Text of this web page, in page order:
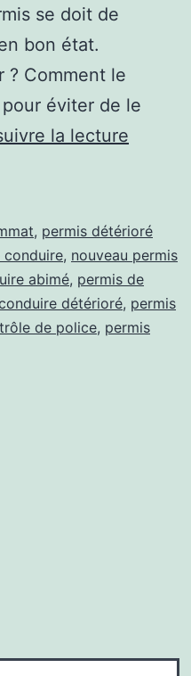
se doit de
bon état.
? Comment le
éviter de le
la lecture
que
puis-
, permis détérioré
conduire, nouveau permis
abimé, permis de
détérioré, permis
de police, permis